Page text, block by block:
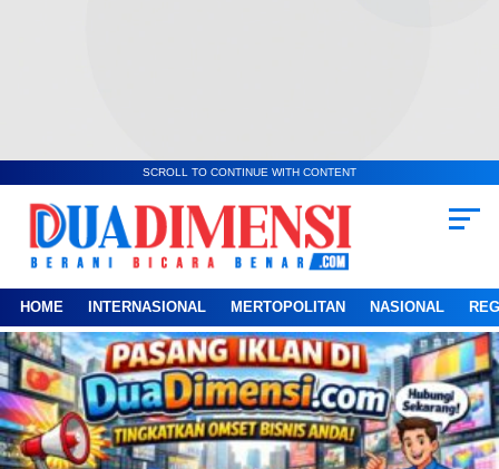
SCROLL TO CONTINUE WITH CONTENT
HOME INTERNASIONAL MERTOPOLITAN NASIONAL